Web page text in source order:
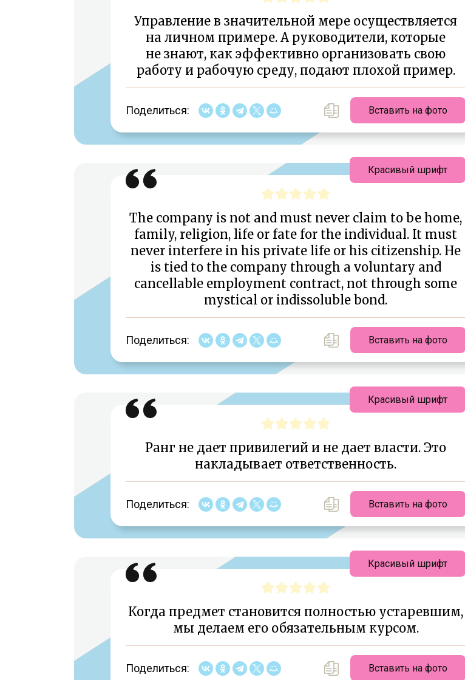
Управление в значительной мере осуществляется
на личном примере. А руководители, которые
не знают, как эффективно организовать свою
работу и рабочую среду, подают плохой пример.
Поделиться: Вставить на фото
The company is not and must never claim to be home,
family, religion, life or fate for the individual. It must
never interfere in his private life or his citizenship. He
is tied to the company through a voluntary and
cancellable employment contract, not through some
mystical or indissoluble bond.
Поделиться: Вставить на фото
Красивый шрифт
Ранг не дает привилегий и не дает власти. Это
накладывает ответственность.
Поделиться: Вставить на фото
Красивый шрифт
Когда предмет становится полностью устаревшим,
мы делаем его обязательным курсом.
Поделиться: Вставить на фото
Красивый шрифт